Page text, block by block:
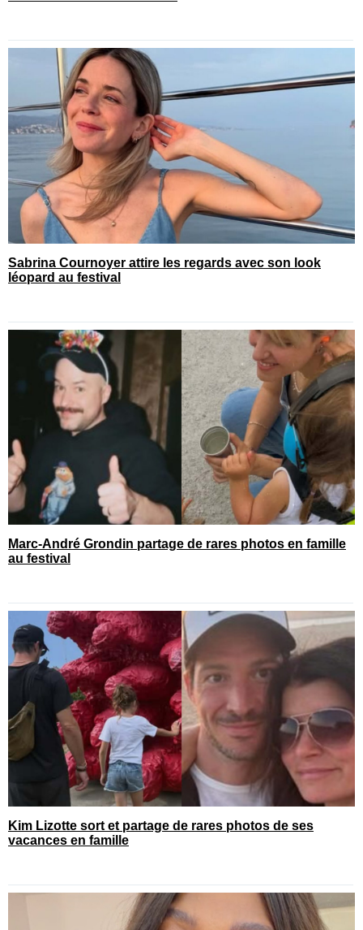
Sabrina Cournoyer attire les regards avec son look
léopard au festival
Marc-André Grondin partage de rares photos en famille
au festival
Kim Lizotte sort et partage de rares photos de ses
vacances en famille